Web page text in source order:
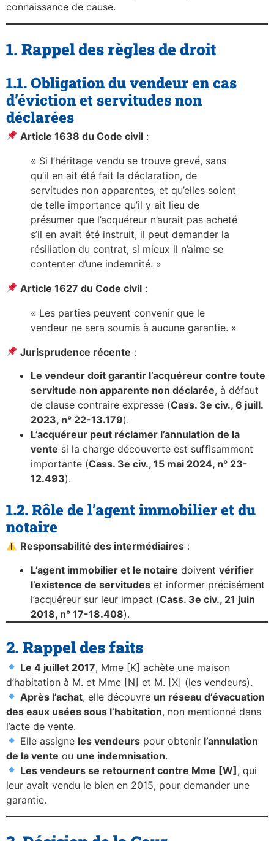
connaissance de cause.
1. Rappel des règles de droit
1.1. Obligation du vendeur en cas
d’éviction et servitudes non
déclarées
Article 1638 du Code civil :
« Si l’héritage vendu se trouve grevé, sans
qu’il en ait été fait la déclaration, de
servitudes non apparentes, et qu’elles soient
de telle importance qu’il y ait lieu de
présumer que l’acquéreur n’aurait pas acheté
s’il en avait été instruit, il peut demander la
résiliation du contrat, si mieux il n’aime se
contenter d’une indemnité. »
Article 1627 du Code civil :
« Les parties peuvent convenir que le
vendeur ne sera soumis à aucune garantie. »
Jurisprudence récente :
Le vendeur doit garantir l’acquéreur contre toute
servitude non apparente non déclarée, à défaut
de clause contraire expresse (Cass. 3e civ., 6 juill.
2023, n° 22-13.179).
L’acquéreur peut réclamer l’annulation de la
vente si la charge découverte est suffisamment
importante (Cass. 3e civ., 15 mai 2024, n° 23-
12.493).
1.2. Rôle de l’agent immobilier et du
notaire
Responsabilité des intermédiaires :
L’agent immobilier et le notaire doivent vérifier
l’existence de servitudes et informer précisément
l’acquéreur sur leur impact (Cass. 3e civ., 21 juin
2018, n° 17-18.408).
2. Rappel des faits
Le 4 juillet 2017, Mme [K] achète une maison
d’habitation à M. et Mme [N] et M. [X] (les vendeurs).
Après l’achat, elle découvre un réseau d’évacuation
des eaux usées sous l’habitation, non mentionné dans
l’acte de vente.
Elle assigne les vendeurs pour obtenir l’annulation
de la vente ou une indemnisation.
Les vendeurs se retournent contre Mme [W], qui
leur avait vendu le bien en 2015, pour demander une
garantie.